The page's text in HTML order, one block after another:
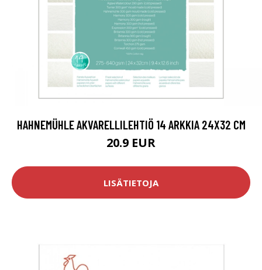
HAHNEMÜHLE AKVARELLILEHTIÖ 14 ARKKIA 24X32 CM
20.9 EUR
LISÄTIETOJA